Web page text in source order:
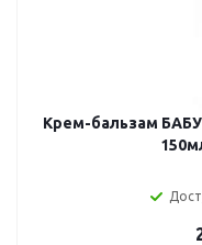
Крем-бальзам